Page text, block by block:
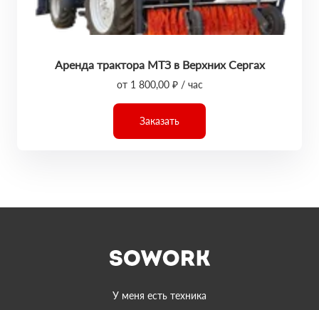
Аренда трактора МТЗ в Верхних Сергах
от 1 800,00 ₽ / час
Заказать
У меня есть техника